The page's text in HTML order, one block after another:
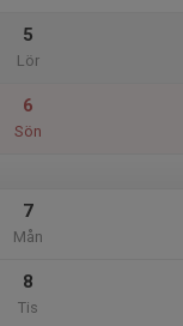
5
Lör
6
Sön
7
Mån
8
Tis